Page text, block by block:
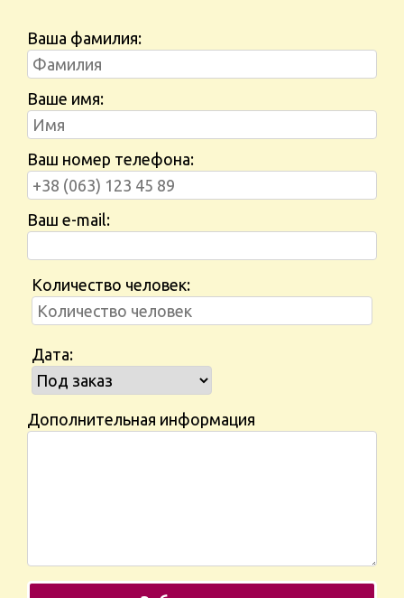
Ваша фамилия:
Ваше имя:
Ваш номер телефона:
Ваш e-mail:
Количество человек:
Дата:
Дополнительная информация